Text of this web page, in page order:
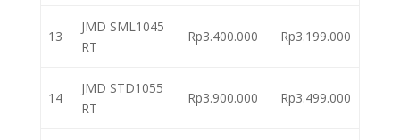
13
JMD SML1045
RT
Rp3.400.000 Rp3.199.000
14
JMD STD1055
RT
Rp3.900.000 Rp3.499.000